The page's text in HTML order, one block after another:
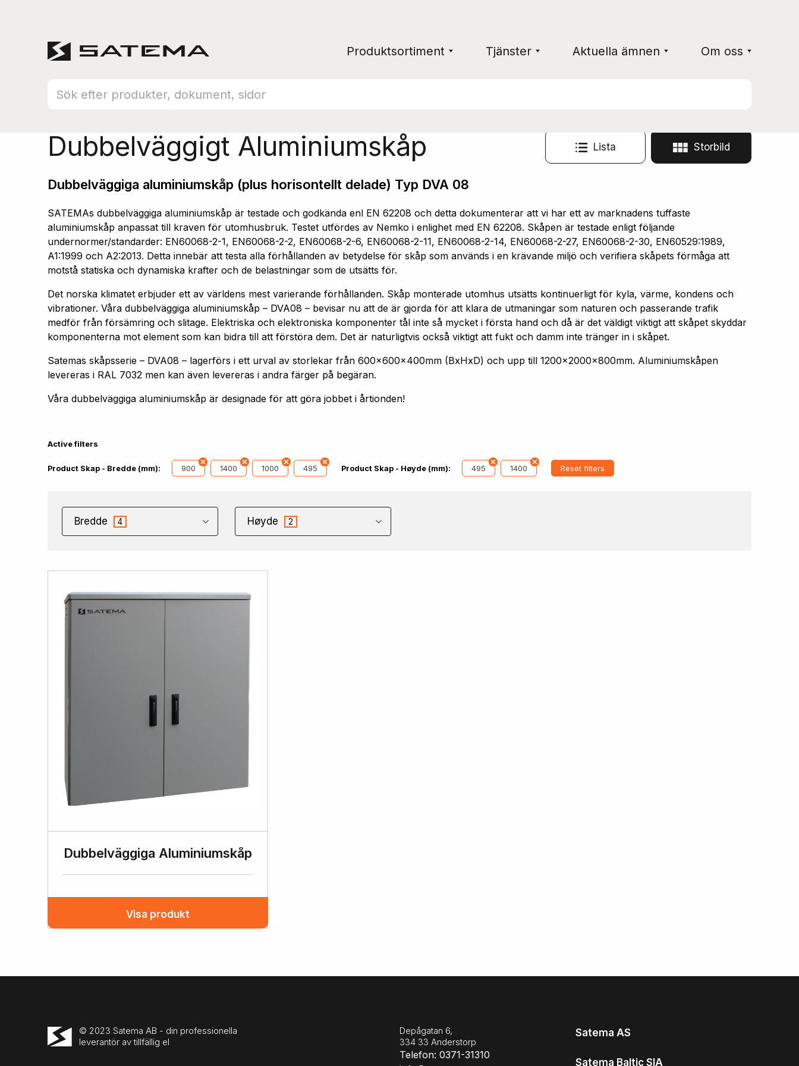
Produktsortiment Tjänster Aktuella ämnen Om oss
Hem Produktsortiment Aluminiumskåp
Dubbelväggigt Aluminiumskåp Lista Storbild
Dubbelväggiga aluminiumskåp (plus horisontellt delade) Typ DVA 08
SATEMAs dubbelväggiga aluminiumskåp är testade och godkända enl EN 62208 och detta dokumenterar att vi har ett av marknadens tuffaste
aluminiumskåp anpassat till kraven för utomhusbruk. Testet utfördes av Nemko i enlighet med EN 62208. Skåpen är testade enligt följande
undernormer/standarder: EN60068-2-1, EN60068-2-2, EN60068-2-6, EN60068-2-11, EN60068-2-14, EN60068-2-27, EN60068-2-30, EN60529:1989,
A1:1999 och A2:2013. Detta innebär att testa alla förhållanden av betydelse för skåp som används i en krävande miljö och verifiera skåpets förmåga att
motstå statiska och dynamiska krafter och de belastningar som de utsätts för.
Det norska klimatet erbjuder ett av världens mest varierande förhållanden. Skåp monterade utomhus utsätts kontinuerligt för kyla, värme, kondens och
vibrationer. Våra dubbelväggiga aluminiumskåp – DVA08 – bevisar nu att de är gjorda för att klara de utmaningar som naturen och passerande trafik
medför från försämring och slitage. Elektriska och elektroniska komponenter tål inte så mycket i första hand och då är det väldigt viktigt att skåpet skyddar
komponenterna mot element som kan bidra till att förstöra dem. Det är naturligtvis också viktigt att fukt och damm inte tränger in i skåpet.
Satemas skåpsserie – DVA08 – lagerförs i ett urval av storlekar från 600x600x400mm (BxHxD) och upp till 1200x2000x800mm. Aluminiumskåpen
levereras i RAL 7032 men kan även levereras i andra färger på begäran.
Våra dubbelväggiga aluminiumskåp är designade för att göra jobbet i årtionden!
Active filters
Product Skap - Bredde (mm): 900 1400 1000 495 Product Skap - Høyde (mm): 495 1400 Reset filters
Bredde 4 Høyde 2
Dubbelväggiga Aluminiumskåp
Visa produkt
© 2023 Satema AB - din professionella
leverantör av tillfällig el
Depågatan 6,
334 33 Anderstorp
Telefon: 0371-31310
Satema AS
Satema Baltic SIA